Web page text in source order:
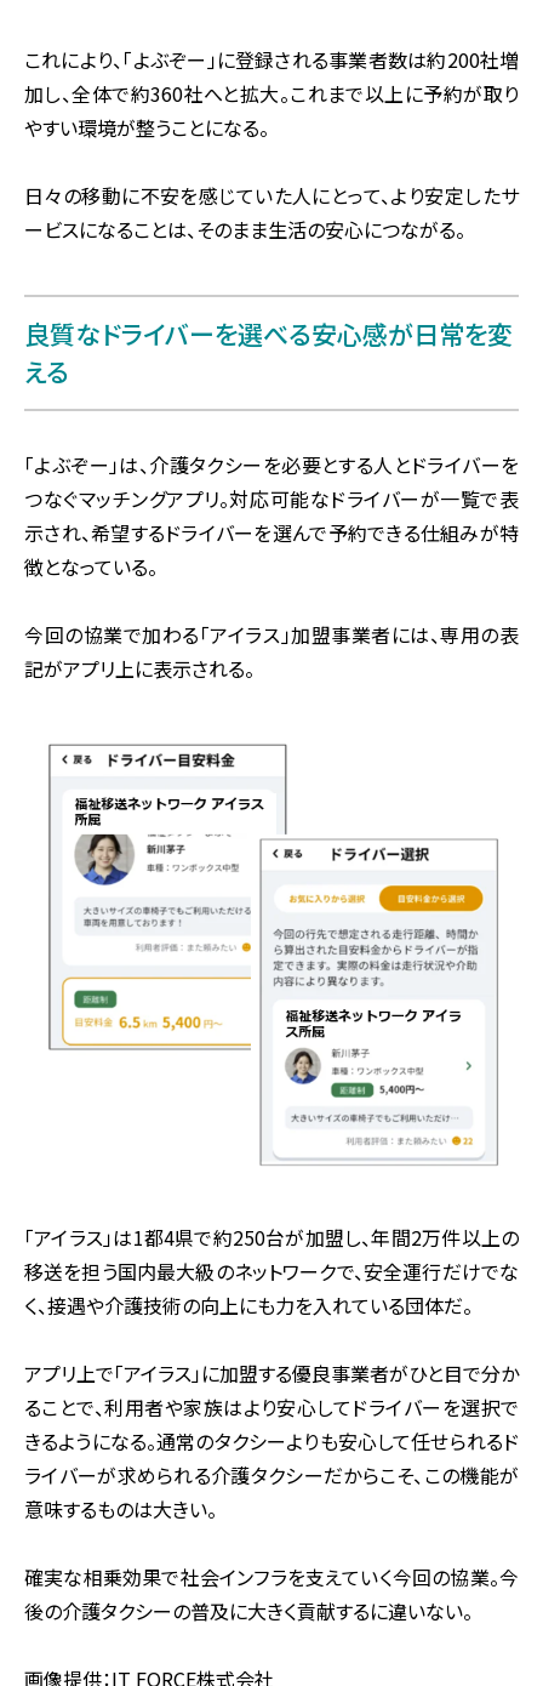
これにより、「よぶぞー」に登録される事業者数は約200社増
加し、全体で約360社へと拡大。これまで以上に予約が取り
やすい環境が整うことになる。
日々の移動に不安を感じていた人にとって、より安定したサ
ービスになることは、そのまま生活の安心につながる。
良質なドライバーを選べる安心感が日常を変
える
「よぶぞー」は、介護タクシーを必要とする人とドライバーを
つなぐマッチングアプリ。対応可能なドライバーが一覧で表
示され、希望するドライバーを選んで予約できる仕組みが特
徴となっている。
今回の協業で加わる「アイラス」加盟事業者には、専用の表
記がアプリ上に表示される。
「アイラス」は1都4県で約250台が加盟し、年間2万件以上の
移送を担う国内最大級のネットワークで、安全運行だけでな
く、接遇や介護技術の向上にも力を入れている団体だ。
アプリ上で「アイラス」に加盟する優良事業者がひと目で分か
ることで、利用者や家族はより安心してドライバーを選択で
きるようになる。通常のタクシーよりも安心して任せられるド
ライバーが求められる介護タクシーだからこそ、この機能が
意味するものは大きい。
確実な相乗効果で社会インフラを支えていく今回の協業。今
後の介護タクシーの普及に大きく貢献するに違いない。
画像提供：IT FORCE株式会社